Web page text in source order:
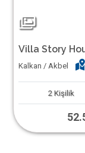
Villa Story
Kalkan / Akbel
2 Kişilik